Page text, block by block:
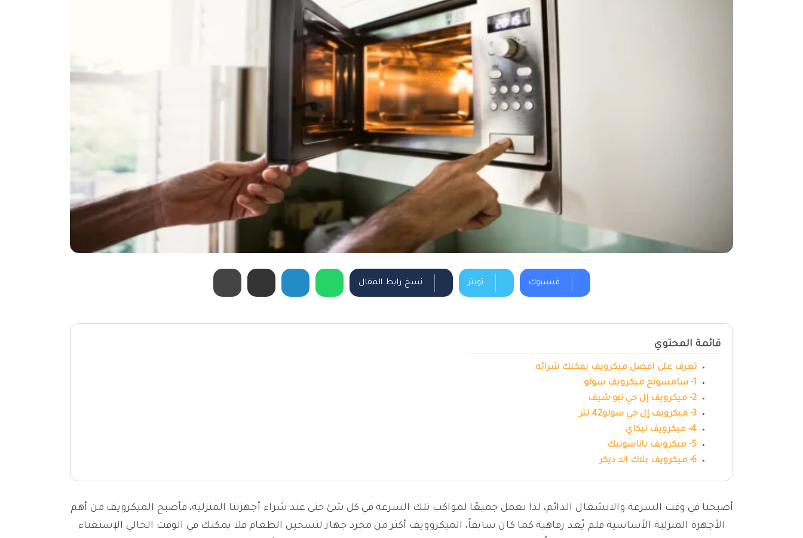
فيسبوك تويتر نسخ رابط المقال
قائمة المحتوي
تعرف على افضل ميكرويف يمكنك شرائه
1- سامسونج ميكرويف سولو
2- ميكرويف إل جي نيو شيف
3- ميكرويف إل جي سولو42 لتر
4- ميكرويف نيكاي
5- ميكرويف باناسونيك
6- ميكرويف بلاك اند ديكر
أصبحنا في وقت السرعة والانشغال الدائم، لذا نعمل جميعًا لمواكب تلك السرعة في كل شئ حتى عند شراء أجهزتنا المنزلية، فأصبح الميكرويف من أهم
الأجهزة المنزلية الأساسية فلم يُعد رفاهية كما كان سابقاً، الميكروويف أكثر من مجرد جهاز لتسخين الطعام فلا يمكنك في الوقت الحالي الإستغناء